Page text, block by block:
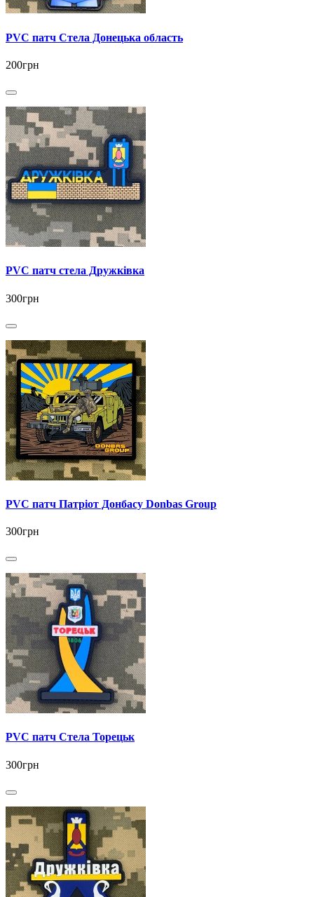
PVC патч Стела Донецька область
200грн
PVC патч стела Дружківка
300грн
PVC патч Патріот Донбасу Donbas Group
300грн
PVC патч Стела Торецьк
300грн